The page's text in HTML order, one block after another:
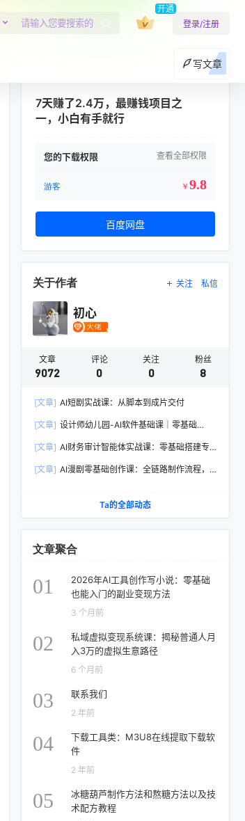
开通
登录/注册
写文章
7天赚了2.4万，最赚钱项目之
一，小白有手就行
您的下载权限 查看全部权限
游客 ￥ 9.8
百度网盘
关于作者 关注 私信
初心
文章
9072
评论
0
关注
0
粉丝
8
[文章] AI短剧实战课：从脚本到成片交付
[文章] 设计师幼儿园-AI软件基础课｜零基础
素材包
[文章] AI财务审计智能体实战课：零基础搭建专
[文章] AI漫剧零基础创作课：全链路制作流程，
Ta的全部动态
文章聚合
01
2026年AI工具创作写小说：零基础
也能入门的副业变现方法
3 个月前
02
私域虚拟变现系统课：揭秘普通人月
入3万的虚拟生意路径
6 个月前
03 联系我们
2 年前
04
下载工具类：M3U8在线提取下载软
件
2 年前
05
冰糖葫芦制作方法和熬糖方法以及技
术配方教程